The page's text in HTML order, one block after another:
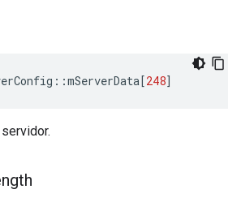
::mServerData[248]